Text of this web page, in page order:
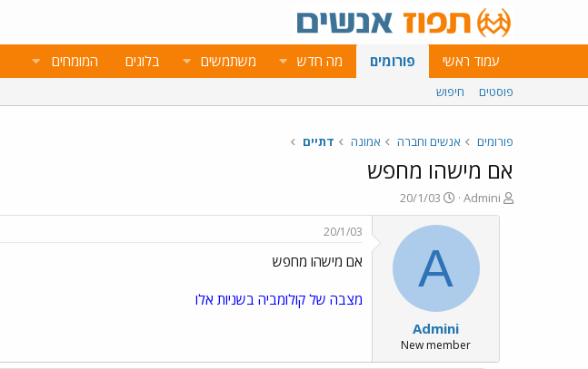
עמוד ראשי פורומים מה חדש משתמשים בלוגים המומחים
פוסטים חיפוש
פורומים אנשים וחברה אמונה דתיים
אם מישהו מחפש
פ
ו
Admini
פ
ו
ר
ם
ב
א
ר
י
ך
20/1/03
A
Admini
New member
20/1/03
אם מישהו מחפש
מצבה של קולומביה בשניות אלו